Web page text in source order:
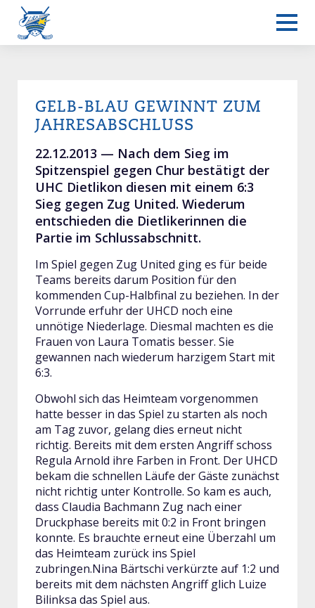
Frauen L-UPL
GELB-BLAU GEWINNT ZUM
JAHRESABSCHLUSS
22.12.2013 — Nach dem Sieg im
Spitzenspiel gegen Chur bestätigt der
UHC Dietlikon diesen mit einem 6:3
Sieg gegen Zug United. Wiederum
entschieden die Dietlikerinnen die
Partie im Schlussabschnitt.
Im Spiel gegen Zug United ging es für beide
Teams bereits darum Position für den
kommenden Cup-Halbfinal zu beziehen. In der
Vorrunde erfuhr der UHCD noch eine
unnötige Niederlage. Diesmal machten es die
Frauen von Laura Tomatis besser. Sie
gewannen nach wiederum harzigem Start mit
6:3.
Obwohl sich das Heimteam vorgenommen
hatte besser in das Spiel zu starten als noch
am Tag zuvor, gelang dies erneut nicht
richtig. Bereits mit dem ersten Angriff schoss
Regula Arnold ihre Farben in Front. Der UHCD
bekam die schnellen Läufe der Gäste zunächst
nicht richtig unter Kontrolle. So kam es auch,
dass Claudia Bachmann Zug nach einer
Druckphase bereits mit 0:2 in Front bringen
konnte. Es brauchte erneut eine Überzahl um
das Heimteam zurück ins Spiel
zubringen.Nina Bärtschi verkürzte auf 1:2 und
bereits mit dem nächsten Angriff glich Luize
Bilinksa das Spiel aus.